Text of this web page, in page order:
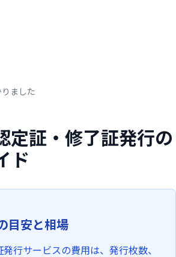
ました
定証・修了証発行の
ド
目安と相場
行サービスの費用は、発行枚数、